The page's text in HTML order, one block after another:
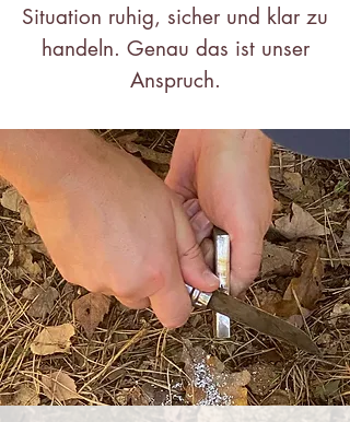
Situation ruhig, sicher und klar zu
handeln. Genau das ist unser
Anspruch.